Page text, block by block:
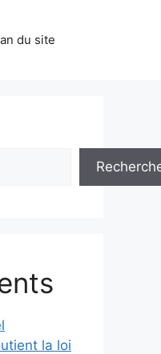
du site
la loi